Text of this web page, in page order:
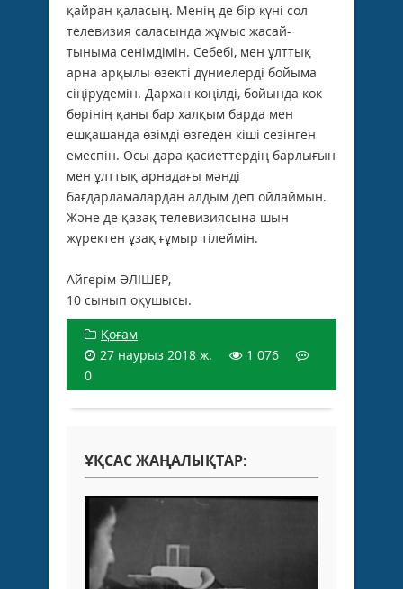
қайран қаласың. Менің де бір күні сол
телевизия саласында жұмыс жасай­
тыныма сенімдімін. Себебі, мен ұлттық
арна арқылы өзекті дүниелерді бойыма
сіңірудемін. Дархан көңілді, бойында көк
бөрінің қаны бар халқым барда мен
ешқашанда өзімді өзгеден кіші сезінген
емеспін. Осы дара қасиеттердің барлығын
мен ұлттық арнадағы мәнді
бағдарламалардан алдым деп ойлаймын.
Және де қазақ телевизиясына шын
жүректен ұзақ ғұмыр тілеймін.
Айгерім ӘЛІШЕР,
10 сынып оқушысы.
Қоғам
27 наурыз 2018 ж.
1 076
0
ҰҚСАС ЖАҢАЛЫҚТАР: